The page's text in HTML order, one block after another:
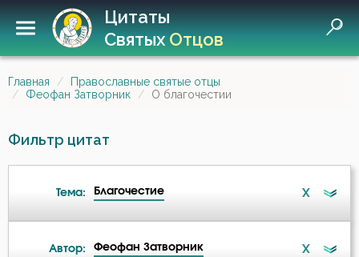
Цитаты
СвятыхОтцов
Главная
Православные святые отцы
Феофан Затворник
О благочестии
Фильтр цитат
Тема: Благочестие X
Автор: Феофан Затворник X